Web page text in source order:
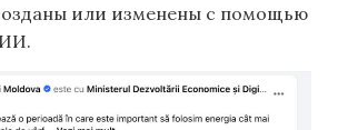
или изменены с помощью